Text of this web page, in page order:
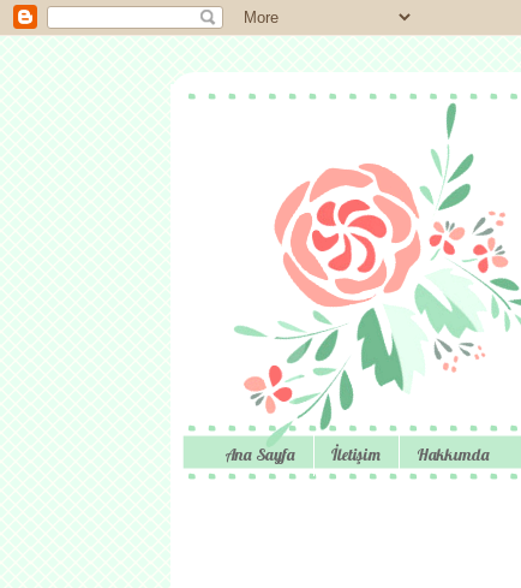
Ana Sayfa İletişim Hakkımda